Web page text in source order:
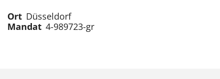
Ort Düsseldorf
Mandat 4-989723-gr